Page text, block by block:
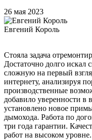
26 мая 2023
Евгений Король
Стояла задача
Достаточно долго искал
сложную на первый
интернету, анализируя
производственные
добавило уверенности в
установлено новое
дымохода. Работа по
три года гарантии.
работ на высоком